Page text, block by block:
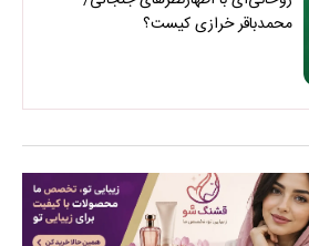
محمدباقر خرازی کیست؟